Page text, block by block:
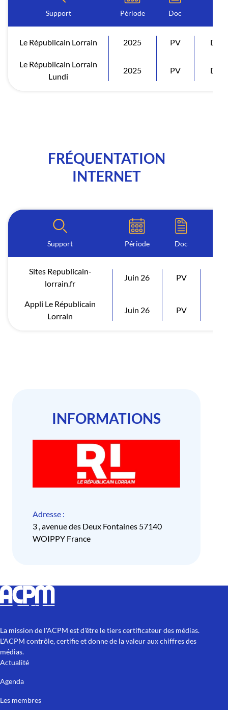
Support Période Doc
Le Républicain Lorrain 2025 PV
Le Républicain Lorrain
Lundi
2025 PV
FRÉQUENTATION
INTERNET
Support Période Doc
Sites Republicain-
lorrain.fr
Juin 26 PV
Appli Le Républicain
Lorrain
Juin 26 PV
INFORMATIONS
Adresse :
3 , avenue des Deux Fontaines 57140
WOIPPY France
La mission de l'ACPM est d'être le tiers certificateur des médias.
L'ACPM contrôle, certifie et donne de la valeur aux chiffres des
médias.
Actualité
Agenda
Les membres